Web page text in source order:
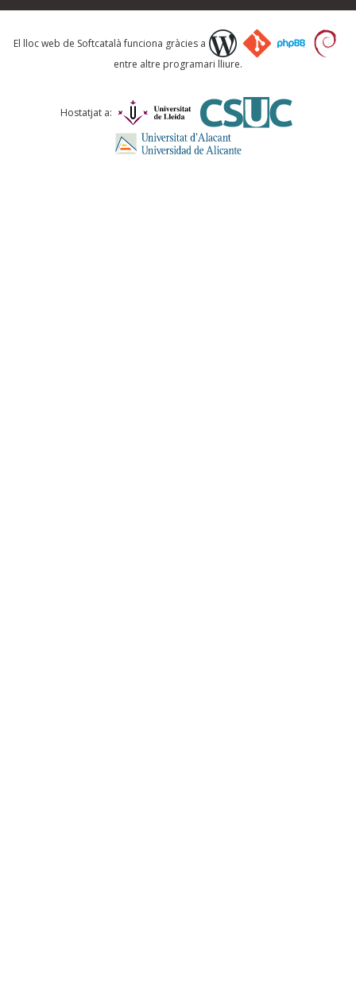
Què proposeu?
Comentari *
El lloc web de Softcatalà funciona gràcies a
entre altre programari lliure.
Hostatjat a: